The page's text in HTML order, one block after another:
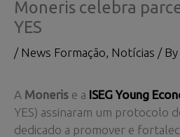
Moneris celebra
YES
/ News Formação, Notícias / By
A Moneris e a ISEG Young
YES) assinaram um protocolo
dedicado a promover e